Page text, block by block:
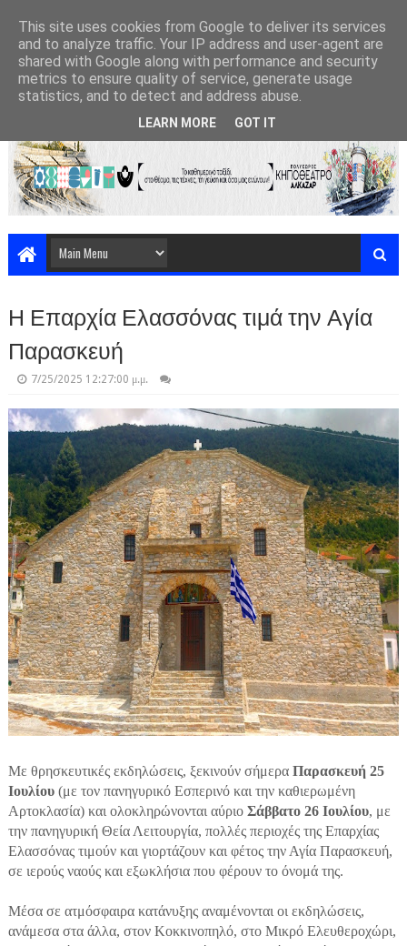
Η Επαρχία Ελασσόνας τιμά την Αγία
Παρασκευή
7/25/2025 12:27:00 μ.μ.
Με θρησκευτικές εκδηλώσεις, ξεκινούν σήμερα Παρασκευή 25
Ιουλίου(με τον πανηγυρικό Εσπερινό και την καθιερωμένη
Αρτοκλασία) και ολοκληρώνονται αύριο Σάββατο 26 Ιουλίου, με
την πανηγυρική Θεία Λειτουργία, πολλές περιοχές της Επαρχίας
Ελασσόνας τιμούν και γιορτάζουν και φέτος την Αγία Παρασκευή,
σε ιερούς ναούς και εξωκλήσια που φέρουν το όνομά της.
Μέσα σε ατμόσφαιρα κατάνυξης αναμένονται οι εκδηλώσεις,
ανάμεσα στα άλλα, στον Κοκκινοπηλό, στο Μικρό Ελευθεροχώρι,
This site uses cookies from Google to deliver its services
and to analyze traffic. Your IP address and user-agent are
shared with Google along with performance and security
metrics to ensure quality of service, generate usage
statistics, and to detect and address abuse.
LEARN MORE GOT IT